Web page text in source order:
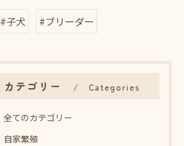
#子犬 #ブリーダー
カテゴリー Categories
全てのカテゴリー
自家繁殖